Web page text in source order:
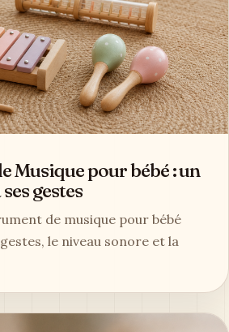
Musique pour bébé : un
gestes
de musique pour bébé
le niveau sonore et la